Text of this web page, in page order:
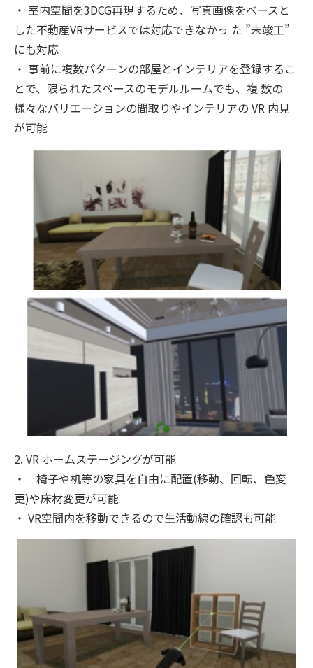
・ 室内空間を3DCG再現するため、写真画像をベースと
した不動産VRサービスでは対応できなかっ た ”未竣工”
にも対応
・ 事前に複数パターンの部屋とインテリアを登録するこ
とで、限られたスペースのモデルルームでも、複 数の
様々なバリエーションの間取りやインテリアの VR 内見
が可能
2. VR ホームステージングが可能
・ 椅子や机等の家具を自由に配置(移動、回転、色変
更)や床材変更が可能
・ VR空間内を移動できるので生活動線の確認も可能